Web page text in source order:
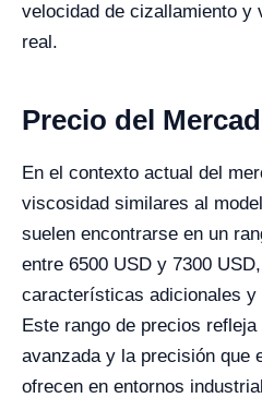
velocidad de cizallamiento y
real.
Precio del
En el contexto actual del
viscosidad similares al
suelen encontrarse en un
entre 6500 USD y 7300
características adicionales
Este rango de precios
avanzada y la precisión que
ofrecen en entornos